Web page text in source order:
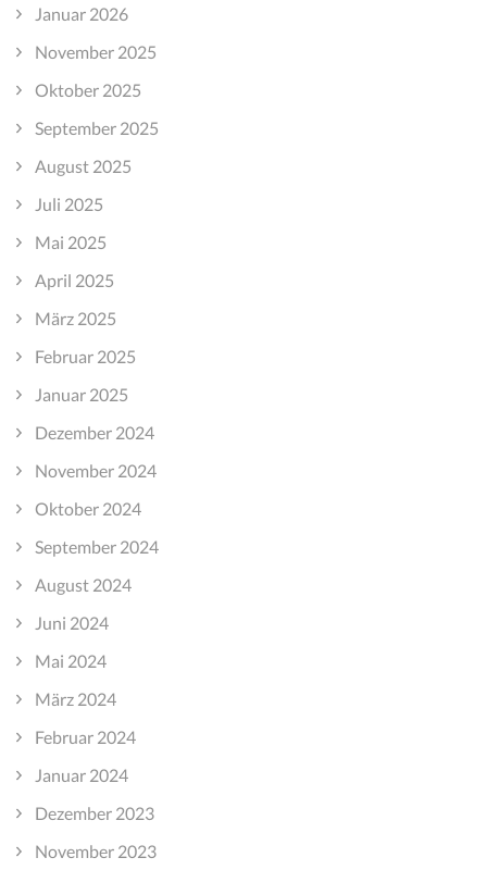
Januar 2026
November 2025
Oktober 2025
September 2025
August 2025
Juli 2025
Mai 2025
April 2025
März 2025
Februar 2025
Januar 2025
Dezember 2024
November 2024
Oktober 2024
September 2024
August 2024
Juni 2024
Mai 2024
März 2024
Februar 2024
Januar 2024
Dezember 2023
November 2023